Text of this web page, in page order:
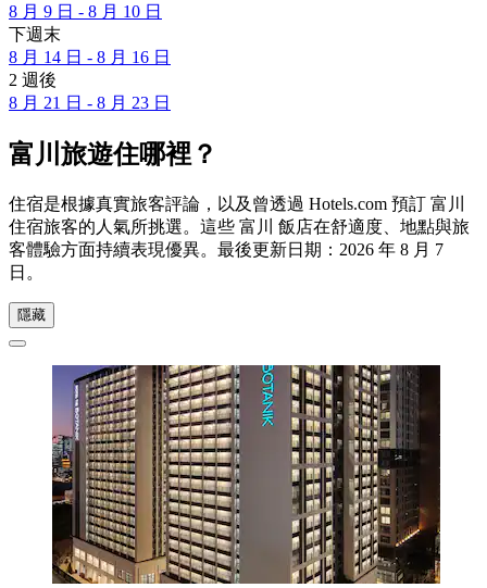
8 月 9 日 - 8 月 10 日
下週末
8 月 14 日 - 8 月 16 日
2 週後
8 月 21 日 - 8 月 23 日
富川旅遊住哪裡？
住宿是根據真實旅客評論，以及曾透過 Hotels.com 預訂 富川
住宿旅客的人氣所挑選。這些 富川 飯店在舒適度、地點與旅
客體驗方面持續表現優異。最後更新日期： 2026 年 8 月 7
日 。
隱藏